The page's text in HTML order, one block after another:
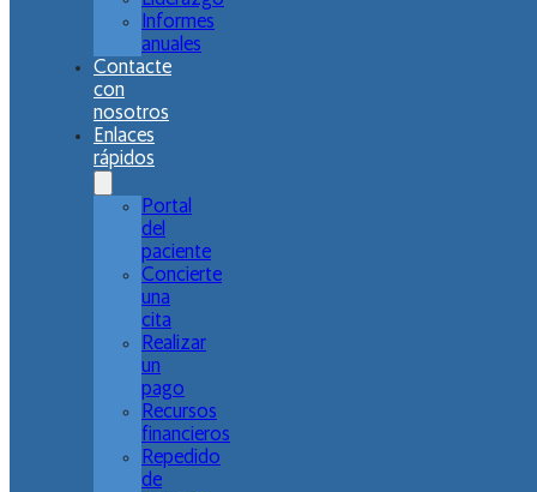
Informes
anuales
Contacte
con
nosotros
Enlaces
rápidos
Portal
del
paciente
Concierte
una
cita
Realizar
un
pago
Recursos
financieros
Repedido
de